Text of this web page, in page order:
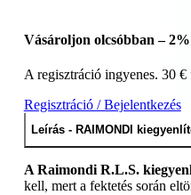
Vásároljon olcsóbban – 2%
A regisztráció ingyenes. 30 €
Regisztráció / Bejelentkezés
Leírás - RAIMONDI
A Raimondi R.L.S.
kell, mert a fektetés során